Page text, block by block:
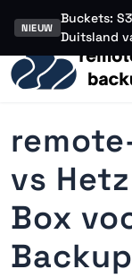
NIEUW
Buckets:
Duitsland
vs
Box